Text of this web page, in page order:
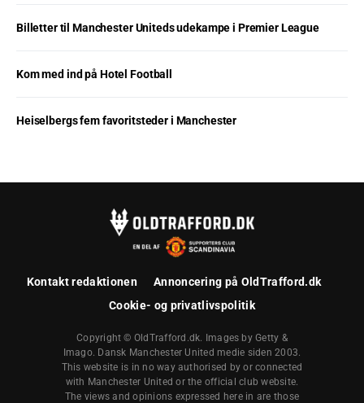
Billetter til Manchester Uniteds udekampe i Premier League
Kom med ind på Hotel Football
Heiselbergs fem favoritsteder i Manchester
Kontakt redaktionen
Annoncering på OldTrafford.dk
Cookie- og privatlivspolitik
Copyright © OldTrafford.dk. Images by Getty &
Imago. Dansk Manchester United medie siden 2003.
This website is in no way authorised by or connected
with Manchester United or the official club website.
The views and opinions expressed here in are those